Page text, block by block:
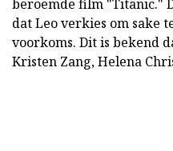
beroemde film "Titanic."
dat Leo verkies om sake
voorkoms. Dit is bekend
Kristen Zang, Helena